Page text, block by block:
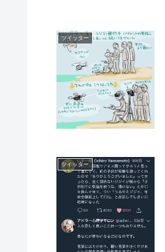
ツイッター
ツイッター